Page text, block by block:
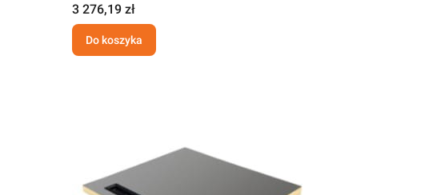
3 276,19 zł
Do koszyka